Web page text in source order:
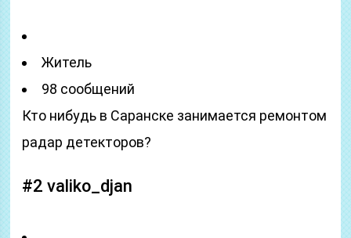
Житель
98 сообщений
Кто нибудь в Саранске занимается ремонтом
радар детекторов?
#2 valiko_djan